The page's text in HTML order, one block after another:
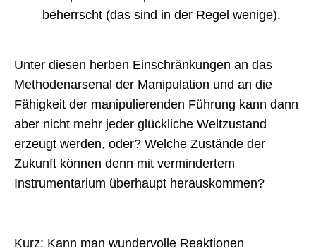
beherrscht (das sind in der Regel wenige).
Unter diesen herben Einschränkungen an das
Methodenarsenal der Manipulation und an die
Fähigkeit der manipulierenden Führung kann dann
aber nicht mehr jeder glückliche Weltzustand
erzeugt werden, oder? Welche Zustände der
Zukunft können denn mit vermindertem
Instrumentarium überhaupt herauskommen?
Kurz: Kann man wundervolle Reaktionen